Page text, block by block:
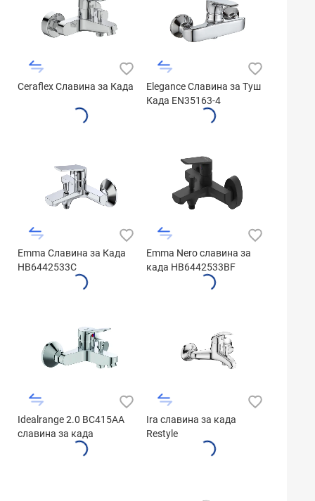
Ceraflex Славина за Када
Elegance Славина за Туш
Када EN35163-4
Emma Славина за Када
HB6442533C
Emma Nero славина за
када HB6442533BF
Idealrange 2.0 BC415AA
славина за када
Ira славина за када
Restyle